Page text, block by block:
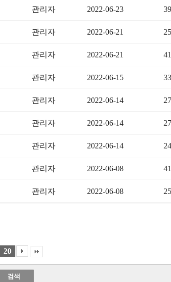
관리자 2022-06-23 39
관리자 2022-06-21 25
관리자 2022-06-21 41
관리자 2022-06-15 33
관리자 2022-06-14 27
관리자 2022-06-14 27
관리자 2022-06-14 24
관리자 2022-06-08 41
관리자 2022-06-08 25
20